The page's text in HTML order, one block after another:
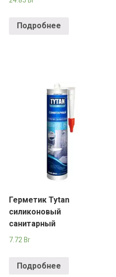
Подробнее
Герметик Tytan
силиконовый
санитарный
7.72 Br
Подробнее